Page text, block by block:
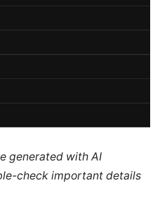
generated with AI
check important details